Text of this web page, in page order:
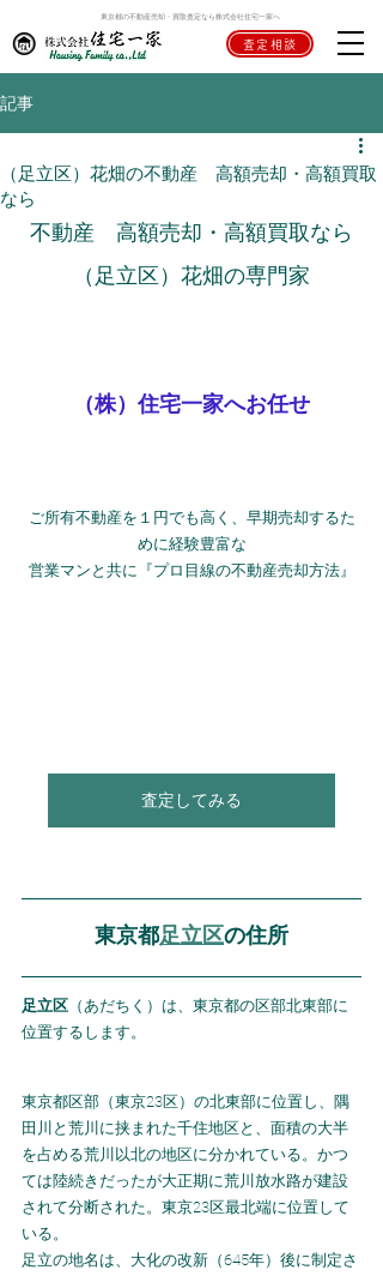
東京都の不動産売却・買取査定なら株式会社住宅一家へ
査定相談
記事
（足立区）花畑の不動産 高額売却・高額買取
なら
不動産　高額売却・高額買取なら
（足立区）花畑の専門家
（株）住宅一家へお任せ
ご所有不動産を１円でも高く、早期売却するた
めに経験豊富な
営業マンと共に『プロ目線の不動産売却方法』
査定してみる
東京都足立区の住所
足立区 （あだちく）は、東京都の区部北東部に
位置するします。
東京都区部（東京23区）の北東部に位置し、隅
田川と荒川に挟まれた千住地区と、面積の大半
を占める荒川以北の地区に分かれている。かつ
ては陸続きだったが大正期に荒川放水路が建設
されて分断された。東京23区最北端に位置して
いる。
足立の地名は、大化の改新（645年）後に制定さ